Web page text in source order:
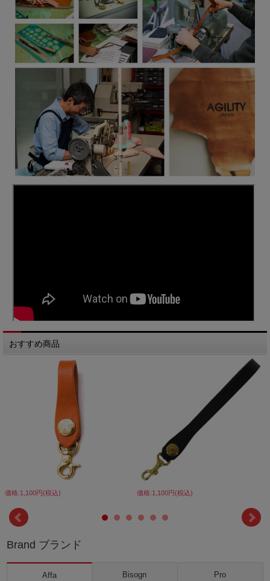
おすすめ商品
価格:1,100円(税込) 価格:1,100円(税込)
Brand ブランド
Affa Bisogn Pro